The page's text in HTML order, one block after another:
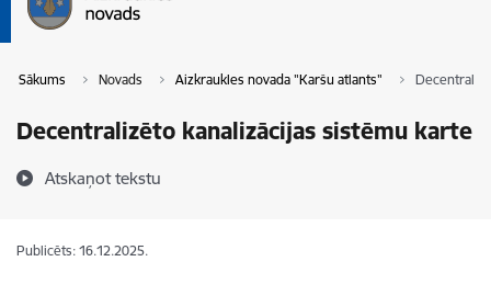
Sākums Novads Aizkraukles novada "Karšu atlants"
Decentralizēto kanalizācijas sistēmu karte
Atskaņot tekstu
Publicēts: 16.12.2025.